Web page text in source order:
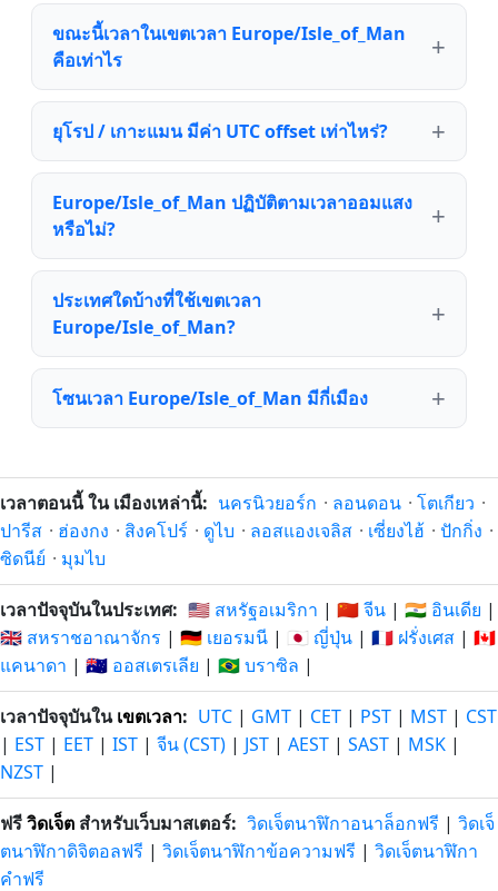
ขณะนี้เวลาในเขตเวลา Europe/Isle_of_Man
คือเท่าไร
ยุโรป / เกาะแมน มีค่า UTC offset เท่าไหร่?
Europe/Isle_of_Man ปฏิบัติตามเวลาออมแสง
หรือไม่?
ประเทศใดบ้างที่ใช้เขตเวลา
Europe/Isle_of_Man?
โซนเวลา Europe/Isle_of_Man มีกี่เมือง
เวลาตอนนี้ ใน เมืองเหล่านี้: นครนิวยอร์ก · ลอนดอน · โตเกียว ·
ปารีส · ฮ่องกง · สิงคโปร์ · ดูไบ · ลอสแองเจลิส · เซี่ยงไฮ้ · ปักกิ่ง ·
ซิดนีย์ · มุมไบ
เวลาปัจจุบันในประเทศ: 🇺🇸 สหรัฐอเมริกา | 🇨🇳 จีน | 🇮🇳 อินเดีย |
🇬🇧 สหราชอาณาจักร | 🇩🇪 เยอรมนี | 🇯🇵 ญี่ปุ่น | 🇫🇷 ฝรั่งเศส | 🇨🇦
แคนาดา | 🇦🇺 ออสเตรเลีย | 🇧🇷 บราซิล |
เวลาปัจจุบันในเขตเวลา: UTC | GMT | CET | PST | MST | CST
| EST | EET | IST | จีน (CST) | JST | AEST | SAST | MSK |
NZST |
ฟรีวิดเจ็ต สำหรับเว็บมาสเตอร์: วิดเจ็ตนาฬิกาอนาล็อกฟรี | วิดเจ็
ตนาฬิกาดิจิตอลฟรี | วิดเจ็ตนาฬิกาข้อความฟรี | วิดเจ็ตนาฬิกา
คำฟรี